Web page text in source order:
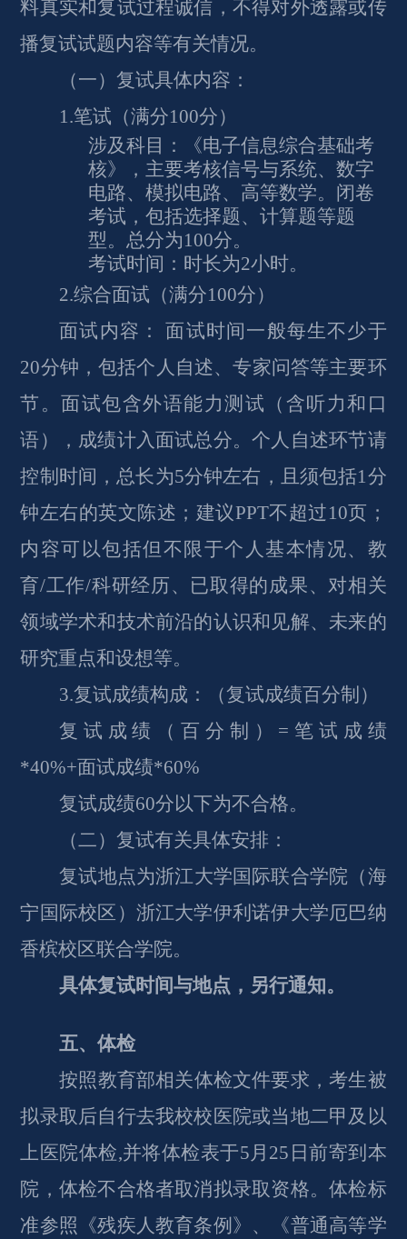
料真实和复试过程诚信，不得对外透露或传
播复试试题内容等有关情况。
（一）复试具体内容：
1.笔试（满分100分）
涉及科目：《电子信息综合基础考
核》，主要考核信号与系统、数字
电路、模拟电路、高等数学。闭卷
考试，包括选择题、计算题等题
型。总分为100分。
考试时间：时长为2小时。
2.综合面试（满分100分）
面试内容：
面试时间一般每生不少于
20分钟，包括个人自述、专家问答等主要环
节。面试包含外语能力测试（含听力和口
语），成绩计入面试总分。个人自述环节请
控制时间，总长为5分钟左右，且须包括1分
钟左右的英文陈述； 建议PPT不超过10页；
内容可以包括但不限于个人基本情况、教
育/工作/科研经历、已取得的成果、对相关
领域学术和技术前沿的认识和见解、未来的
研究重点和设想等。
3.复试成绩构成：（复试成绩百分制）
复试成绩（百分制） =笔试成绩
*40%+面试成绩*60%
复试成绩60分以下为不合格。
（二）复试有关具体安排：
复试地点为浙江大学国际联合学院（海
宁国际校区）浙江大学伊利诺伊大学厄巴纳
香槟校区联合学院。
具体复试时间与地点，另行通知。
五、体检
按照教育部相关体检文件要求，考生被
拟录取后自行去我校校医院或当地二甲及以
上医院体检,并将体检表于5月 25 日前寄到本
院，体检不合格者取消拟录取资格。体检标
准参照《残疾人教育条例》、《普通高等学